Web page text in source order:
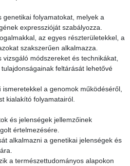
genetikai folyamatokat, melyek a
expresszióját szabályozza.
az egyes részterületekkel, a
szakszerűen alkalmazza.
vizsgáló módszereket és technikákat,
feltárását lehetővé
a genomok működéséről,
kialakító folyamatairól.
és jelenségek jellemzőinek
értelmezésére.
alkalmazni a genetikai jelenségek és
a természettudományos alapokon